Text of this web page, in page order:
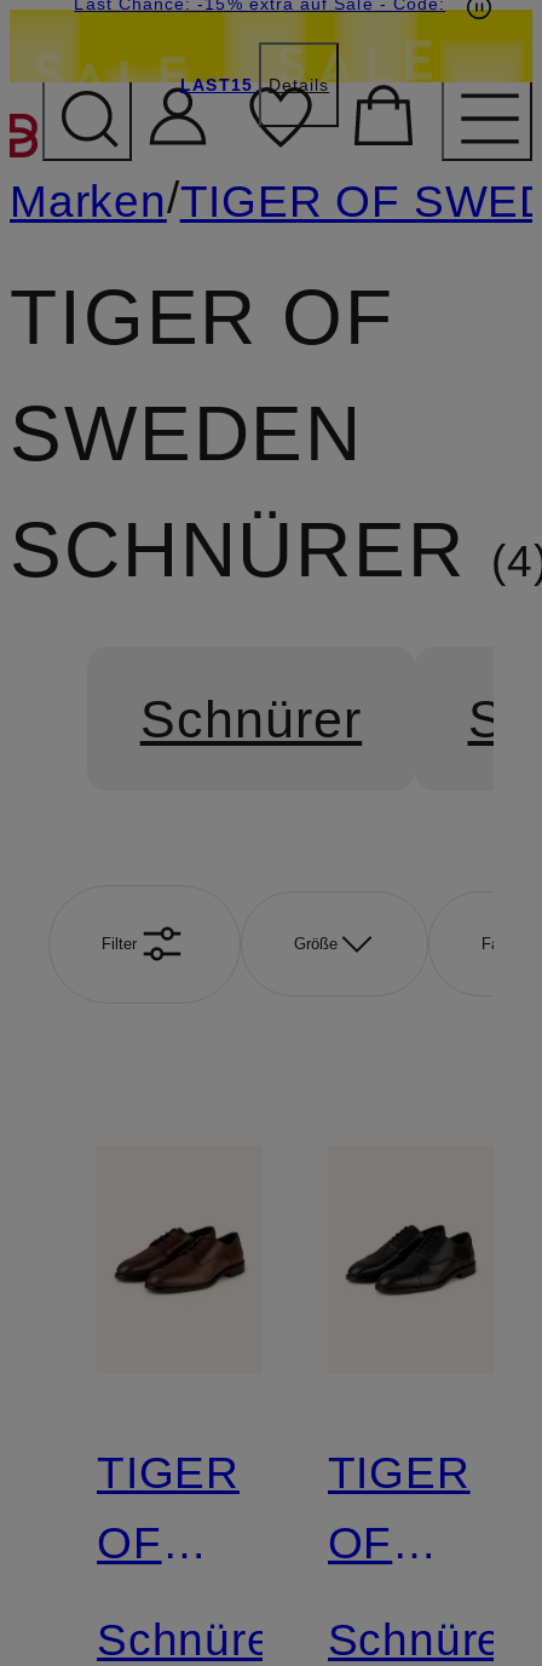
ZUM HAUPTINHALT
LAST15 Details
Marken/TIGER OF
TIGER OF
SWEDEN
SCHNÜRER
4
Schnürer
Filter Größe Farbe
TIGER
OF
SWEDEN
Schnürer
TIGER
OF
SWEDEN
Schnürer